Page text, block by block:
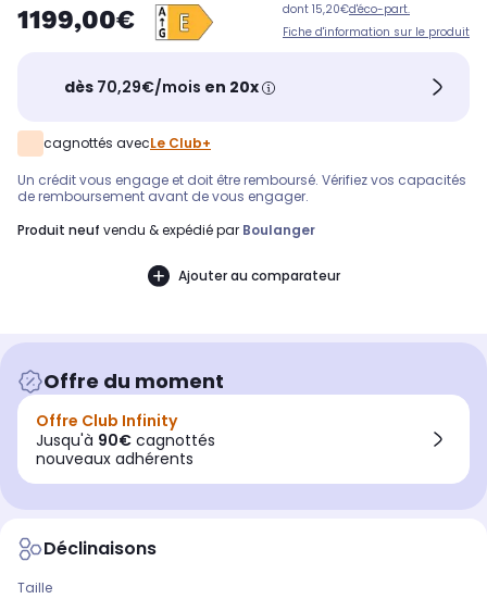
1199,00€ dont 15,20€d'éco-part.
Fiche d'information sur le produit
dès 70,29€/mois en 20x
cagnottés avecLe Club+
Un crédit vous engage et doit être remboursé. Vérifiez vos capacités
de remboursement avant de vous engager.
produit neuf vendu & expédié par Boulanger
Ajouter au comparateur
Offre du moment
Offre Club Infinity
Jusqu'à 90€ cagnottés
nouveaux adhérents
Déclinaisons
Taille